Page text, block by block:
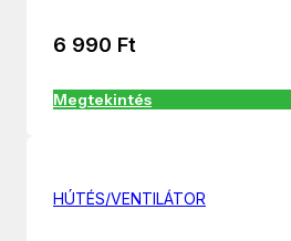
6 990 Ft
Megtekintés
HÚTÉS/VENTILÁTOR